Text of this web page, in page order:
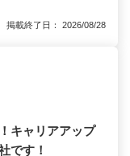
載終了日： 2026/08/28
キャリアアップ
です！